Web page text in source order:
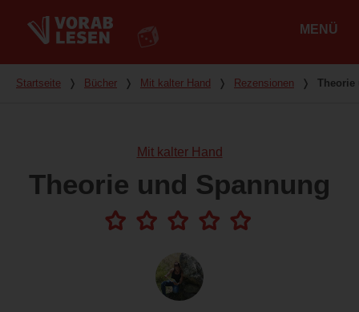
MENÜ
Du bist hier
Startseite ❭ Bücher ❭ Mit kalter Hand ❭ Rezensionen ❭ Theorie
Mit kalter Hand
Theorie und Spannung